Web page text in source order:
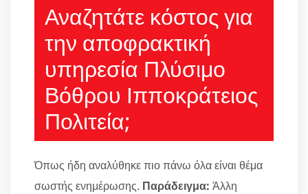
Αναζητάτε κόστος για
την αποφρακτική
υπηρεσία Πλύσιμο
Βόθρου Ιπποκράτειος
Πολιτεία;
Όπως ήδη αναλύθηκε πιο πάνω όλα είναι θέμα
σωστής ενημέρωσης. Παράδειγμα: Άλλη